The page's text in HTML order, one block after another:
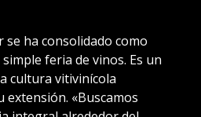
se ha consolidado como
feria de vinos. Es un
cultura vitivinícola
«Buscamos